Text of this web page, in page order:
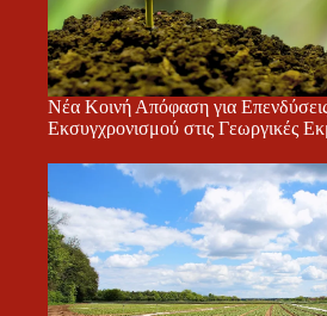
Νέα Κοινή Απόφαση για
Εκσυγχρονισμού στις Γεωργικές